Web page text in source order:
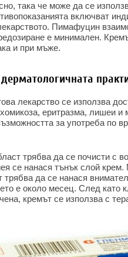
така че може да се
включват
Пимафуцин
е минимален.
и при мъже.
лекарство се използва
еритразма, лишеи
за употреба по
трябва да се почисти с
се нанася тънък слой
да се нанася
е около месец. След като
кремът се използва с